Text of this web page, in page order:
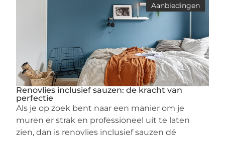
Aanbiedingen
Renovlies inclusief sauzen: de kracht van
perfectie
Als je op zoek bent naar een manier om je
muren er strak en professioneel uit te laten
zien, dan is renovlies inclusief sauzen dé